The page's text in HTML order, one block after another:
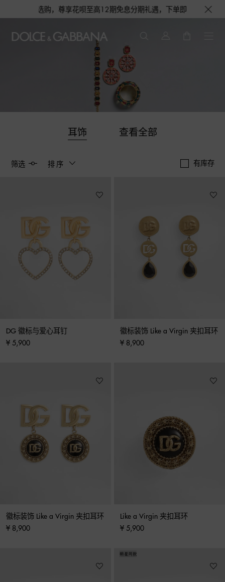
，尊享花呗至高12期免息分期礼遇，下单即赠倾心之约女士香水
耳饰 查看全部
筛选 排序 有库存
DG 徽标与爱心耳钉
¥ 5,900
徽标装饰 Like a Virgin 夹扣耳环
¥ 8,900
徽标装饰 Like a Virgin 夹扣耳环
¥ 8,900
Like a Virgin 夹扣耳环
¥ 5,900